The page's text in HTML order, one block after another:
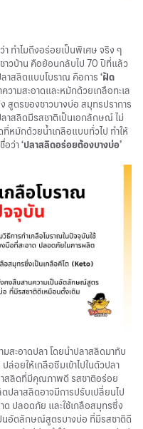
ทำไมถึงอร่อยเป็นพิเศษ จริง ๆ
วบ้าน คือย้อนกลับไป 70 ปีที่แล้ว
าสลิดแบบโบราณ คือการ ‘ฝัด
วามสะอาดและหมักด้วยเกลือทะเล
สูตรของชาวบางบ่อ สมุทรปราการ
าสลิดมีรสชาติเป็นเอกลักษณ์ ไม่
หมักด้วยน้ำเกลือแบบทั่วไป ทำให้
อว่า‘ปลาสลิดอร่อยต้องบางบ่อ’
มสะอาดปลา โดยนำปลาสลิดมาทับ
ล่อยให้เกลือซึมเข้าไปในตัวปลา
าสลิดที่มีคุณภาพดี รสชาติอร่อย
ปลาสลิดอาจมีการปรับเปลี่ยนไป
ด ปลอดภัย และใช้เกลือสมุทรซึ่ง
นอัตลักษณ์สูตรบางบ่อ ที่มีรสชาติดี